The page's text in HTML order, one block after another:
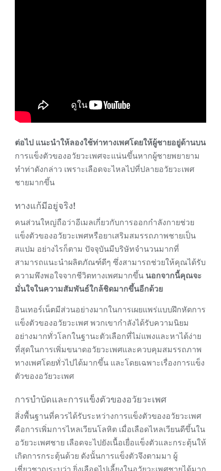
ต่อไป แนะนำให้ลองใช้ท่าทางเพศโดยให้ผู้ชายอยู่ด้านบน
การแข็งตัวของอวัยวะเพศจะแน่นขึ้นหากผู้ชายพยายาม
ทำท่าดังกล่าว เพราะเลือดจะไหลไปที่ปลายอวัยวะเพศ
ชายมากขึ้น
ทางแก้มีอยู่จริง!
คนส่วนใหญ่ถือว่าอีเมลเกี่ยวกับการออกกำลังกายช่วย
แข็งตัวของอวัยวะเพศหรือยาเสริมสมรรถภาพชายเป็น
สแปม อย่างไรก็ตาม ปัจจุบันมีบริษัทจำนวนมากที่
สามารถแนะนำผลิตภัณฑ์ดีๆ ซึ่งสามารถช่วยให้คุณได้รับ
ความพึงพอใจจากชีวิตทางเพศมากขึ้น นอกจากนี้คุณจะ
มั่นใจในความสัมพันธ์ใกล้ชิดมากขึ้นอีกด้วย
อินเทอร์เน็ตมีส่วนอย่างมากในการเผยแพร่แบบฝึกหัดการ
แข็งตัวของอวัยวะเพศ พวกเขากำลังได้รับความนิยม
อย่างมากทั่วโลกในฐานะตัวเลือกที่ไม่แพงและหาได้ง่าย
ที่สุดในการเพิ่มขนาดอวัยวะเพศและควบคุมสมรรถภาพ
ทางเพศโดยทั่วไปได้มากขึ้น และโดยเฉพาะเรื่องการแข็ง
ตัวของอวัยวะเพศ
การบำบัดและการแข็งตัวของอวัยวะเพศ
สิ่งพื้นฐานที่ควรได้รับระหว่างการแข็งตัวของอวัยวะเพศ
คือการเพิ่มการไหลเวียนโลหิต เมื่อเลือดไหลเวียนดีขึ้นใน
อวัยวะเพศชาย เลือดจะไปยังเนื้อเยื่อแข็งตัวและกระตุ้นให้
เกิดการกระตุ้นด้วย ดังนั้นการแข็งตัวจึงตามมา ผู้